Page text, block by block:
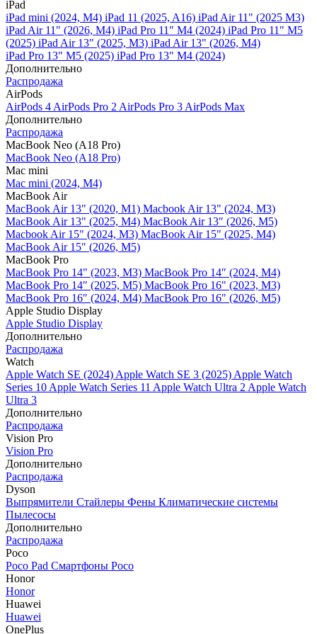
iPad
iPad mini (2024, M4) iPad 11 (2025, A16) iPad Air 11" (2025 M3)
iPad Air 11" (2026, M4) iPad Pro 11" M4 (2024) iPad Pro 11" M5
(2025) iPad Air 13" (2025, M3) iPad Air 13" (2026, M4)
iPad Pro 13" M5 (2025) iPad Pro 13" M4 (2024)
Дополнительно
Распродажа
AirPods
AirPods 4 AirPods Pro 2 AirPods Pro 3 AirPods Max
Дополнительно
Распродажа
MacBook Neo (A18 Pro)
MacBook Neo (A18 Pro)
Mac mini
Mac mini (2024, M4)
MacBook Air
MacBook Air 13" (2020, M1) Macbook Air 13" (2024, M3)
MacBook Air 13" (2025, M4) MacBook Air 13″ (2026, M5)
Macbook Air 15" (2024, M3) MacBook Air 15" (2025, M4)
MacBook Air 15″ (2026, M5)
MacBook Pro
MacBook Pro 14" (2023, M3) MacBook Pro 14″ (2024, M4)
MacBook Pro 14″ (2025, M5) MacBook Pro 16" (2023, M3)
MacBook Pro 16″ (2024, M4) MacBook Pro 16" (2026, M5)
Apple Studio Display
Apple Studio Display
Дополнительно
Распродажа
Watch
Apple Watch SE (2024) Apple Watch SE 3 (2025) Apple Watch
Series 10 Apple Watch Series 11 Apple Watch Ultra 2 Apple Watch
Ultra 3
Дополнительно
Распродажа
Vision Pro
Vision Pro
Дополнительно
Распродажа
Dyson
Выпрямители Стайлеры Фены Климатические системы
Пылесосы
Дополнительно
Распродажа
Poco
Poco Pad Смартфоны Poco
Honor
Honor
Huawei
Huawei
OnePlus